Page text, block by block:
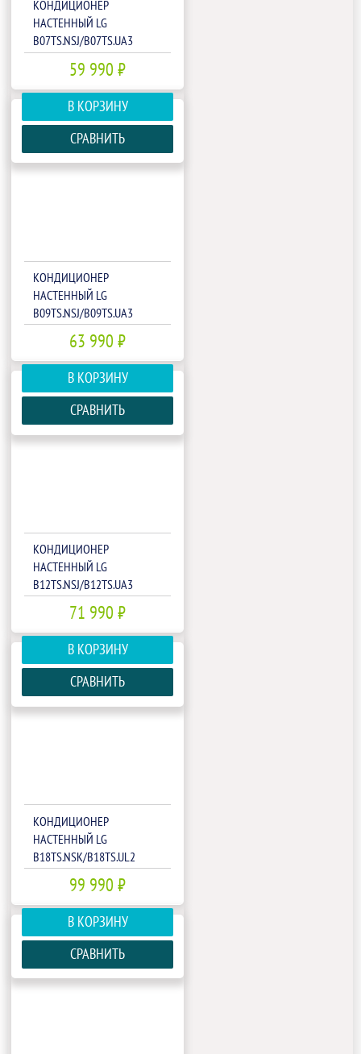
КОНДИЦИОНЕР
НАСТЕННЫЙ LG
B07TS.NSJ/B07TS.UA3
59 990 ₽
В КОРЗИНУ
СРАВНИТЬ
КОНДИЦИОНЕР
НАСТЕННЫЙ LG
B09TS.NSJ/B09TS.UA3
63 990 ₽
В КОРЗИНУ
СРАВНИТЬ
КОНДИЦИОНЕР
НАСТЕННЫЙ LG
B12TS.NSJ/B12TS.UA3
71 990 ₽
В КОРЗИНУ
СРАВНИТЬ
КОНДИЦИОНЕР
НАСТЕННЫЙ LG
B18TS.NSK/B18TS.UL2
99 990 ₽
В КОРЗИНУ
СРАВНИТЬ